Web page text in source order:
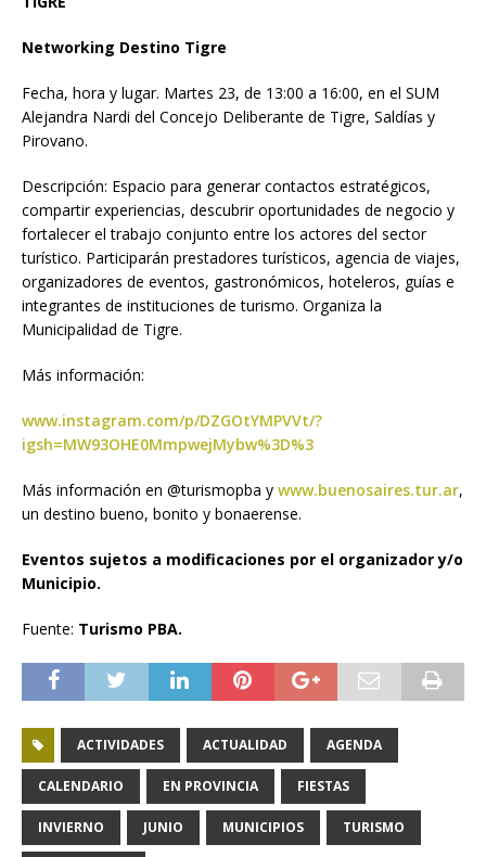
Networking Destino Tigre
Fecha, hora y lugar. Martes 23, de 13:00 a 16:00, en el SUM
Alejandra Nardi del Concejo Deliberante de Tigre, Saldías y
Pirovano.
Descripción: Espacio para generar contactos estratégicos,
compartir experiencias, descubrir oportunidades de negocio y
fortalecer el trabajo conjunto entre los actores del sector
turístico. Participarán prestadores turísticos, agencia de viajes,
organizadores de eventos, gastronómicos, hoteleros, guías e
integrantes de instituciones de turismo. Organiza la
Municipalidad de Tigre.
Más información:
www.instagram.com/p/DZGOtYMPVVt/?
igsh=MW93OHE0MmpwejMybw%3D%3
Más información en @turismopba y www.buenosaires.tur.ar,
un destino bueno, bonito y bonaerense.
Eventos sujetos a modificaciones por el organizador y/o
Municipio.
Fuente: Turismo PBA.
ACTIVIDADES ACTUALIDAD AGENDA
CALENDARIO EN PROVINCIA FIESTAS
INVIERNO JUNIO MUNICIPIOS TURISMO